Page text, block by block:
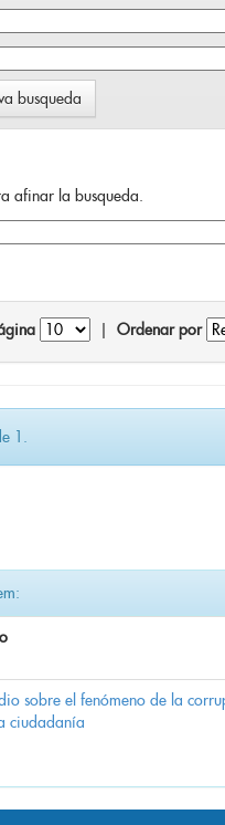
busqueda
afinar la busqueda.
Ordenar por
1.
sobre el fenómeno de la
ciudadanía